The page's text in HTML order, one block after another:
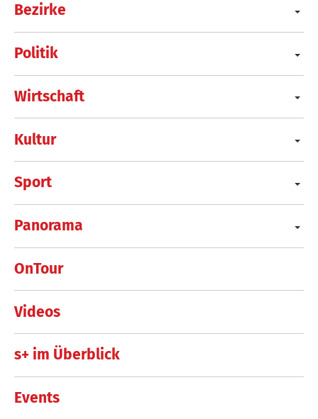
Bezirke
Politik
Wirtschaft
Kultur
Sport
Panorama
OnTour
Videos
s+ im Überblick
Events